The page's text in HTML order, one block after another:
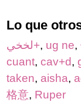
Lo que
لخخي+, ug ne,
cuant, cav+d,
taken, aisha,
格意, Ruper